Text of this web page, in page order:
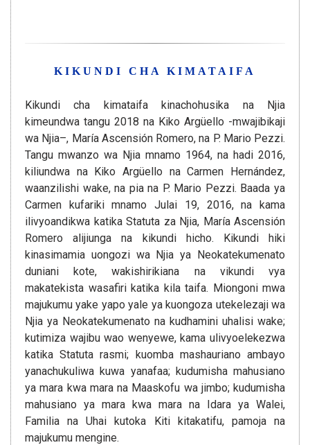
KIKUNDI CHA KIMATAIFA
Kikundi cha kimataifa kinachohusika na Njia
kimeundwa tangu 2018 na Kiko Argüello -mwajibikaji
wa Njia–, María Ascensión Romero, na P. Mario Pezzi.
Tangu mwanzo wa Njia mnamo 1964, na hadi 2016,
kiliundwa na Kiko Argüello na Carmen Hernández,
waanzilishi wake, na pia na P. Mario Pezzi. Baada ya
Carmen kufariki mnamo Julai 19, 2016, na kama
ilivyoandikwa katika Statuta za Njia, María Ascensión
Romero alijiunga na kikundi hicho. Kikundi hiki
kinasimamia uongozi wa Njia ya Neokatekumenato
duniani kote, wakishirikiana na vikundi vya
makatekista wasafiri katika kila taifa. Miongoni mwa
majukumu yake yapo yale ya kuongoza utekelezaji wa
Njia ya Neokatekumenato na kudhamini uhalisi wake;
kutimiza wajibu wao wenyewe, kama ulivyoelekezwa
katika Statuta rasmi; kuomba mashauriano ambayo
yanachukuliwa kuwa yanafaa; kudumisha mahusiano
ya mara kwa mara na Maaskofu wa jimbo; kudumisha
mahusiano ya mara kwa mara na Idara ya Walei,
Familia na Uhai kutoka Kiti kitakatifu, pamoja na
majukumu mengine.